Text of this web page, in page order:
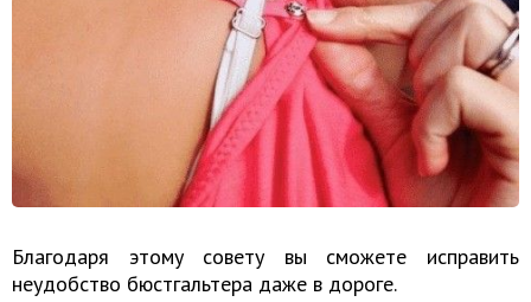
Благодаря этому совету вы сможете исправить
неудобство бюстгальтера даже в дороге.